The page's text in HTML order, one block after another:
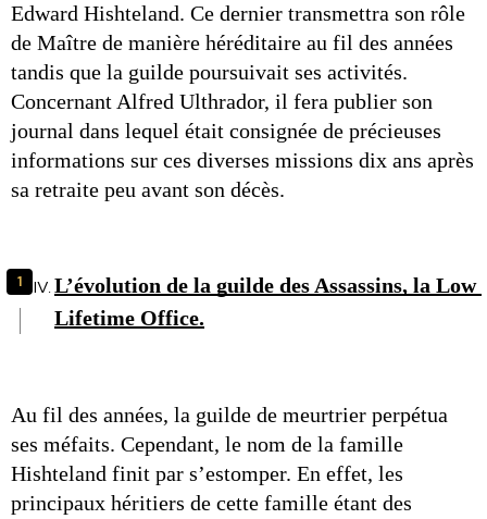
Edward Hishteland. Ce dernier transmettra son rôle
de Maître de manière héréditaire au fil des années
tandis que la guilde poursuivait ses activités.
Concernant Alfred Ulthrador, il fera publier son
journal dans lequel était consignée de précieuses
informations sur ces diverses missions dix ans après
sa retraite peu avant son décès.
L’évolution de la guilde des Assassins, la Low
Lifetime Office.
Au fil des années, la guilde de meurtrier perpétua
ses méfaits. Cependant, le nom de la famille
Hishteland finit par s’estomper. En effet, les
principaux héritiers de cette famille étant des